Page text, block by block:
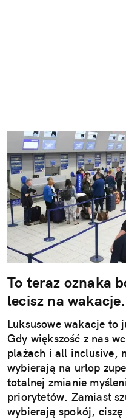
To teraz oznaka
lecisz na
Luksusowe wakacje to
Gdy większość z nas
plażach i all inclusive,
wybierają na urlop
totalnej zmianie
priorytetów. Zamiast
wybierają spokój,